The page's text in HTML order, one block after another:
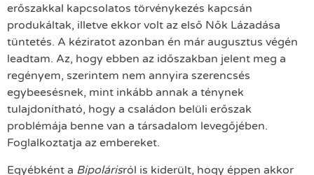
erőszakkal kapcsolatos törvénykezés kapcsán
produkáltak, illetve ekkor volt az első Nők Lázadása
tüntetés. A kéziratot azonban én már augusztus végén
leadtam. Az, hogy ebben az időszakban jelent meg a
regényem, szerintem nem annyira szerencsés
egybeesésnek, mint inkább annak a ténynek
tulajdonítható, hogy a családon belüli erőszak
problémája benne van a társadalom levegőjében.
Foglalkoztatja az embereket.
Egyébként a Bipolárisról is kiderült, hogy éppen akkor